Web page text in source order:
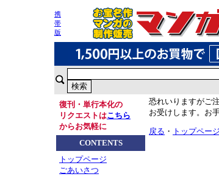
携
帯
版
復刊・単行本化の
リクエストはこちら
からお気軽に
CONTENTS
トップページ
ごあいさつ
恐れいりますがご
お受けします。お
戻る ・ トップペー